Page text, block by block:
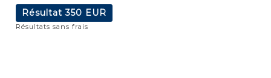
Résultat350 EUR
Résultats sans frais